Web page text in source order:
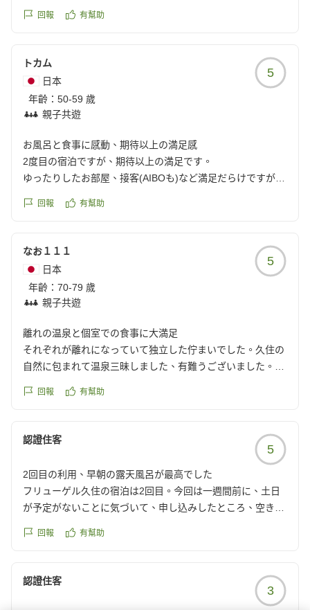
回報 有幫助
トカム
日本
年齡： 50-59 歲
親子共遊
5
お風呂と食事に感動、期待以上の満足感
2度目の宿泊ですが、期待以上の満足です。
ゆったりしたお部屋、接客(AIBOも)など満足だらけですが、
部屋の内風呂、露天風呂ともに、お湯が優しくとても気持ち
食事は夕食、朝食ともに、見た目、味、ボリュームとも素晴
また、伺います。
クチコミの詳細はこちらから
https://review.travel.rakuten.co.jp/hotel/voice/147507?
reviewId=33123478091493
回報 有幫助
なお１１１
日本
年齡： 70-79 歲
親子共遊
5
離れの温泉と個室での食事に大満足
それぞれが離れになっていて独立した佇まいでした。久住の
自然に包まれて温泉三昧しました、有難うございました。お
クチコミの詳細はこちらから
reviewId=33123478026514
回報 有幫助
認證住客
5
2回目の利用、早朝の露天風呂が最高でした
フリューゲル久住の宿泊は2回目。今回は一週間前に、土日
が予定がないことに気づいて、申し込みしたところ、空き部
とても満足できる癒やしの時間を過ごすことが出来ました。
た!
回報 有幫助
認證住客
3